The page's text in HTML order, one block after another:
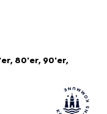
80'er, 90'er,